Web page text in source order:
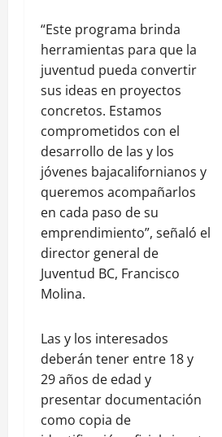
“Este programa brinda
herramientas para que la
juventud pueda convertir
sus ideas en proyectos
concretos. Estamos
comprometidos con el
desarrollo de las y los
jóvenes bajacalifornianos y
queremos acompañarlos
en cada paso de su
emprendimiento”, señaló el
director general de
Juventud BC, Francisco
Molina.
Las y los interesados
deberán tener entre 18 y
29 años de edad y
presentar documentación
como copia de